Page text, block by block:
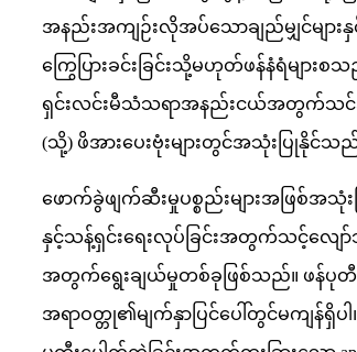
အနည်းအကျဉ်းလိုအပ်သောချည်မျှင်များ
ကြွေပြားခင်းခြင်းသို့မဟုတ်ဖန်နံရံများ
ရှင်းလင်းမီသံသရာအနည်းငယ်အတွက်သင်အ
(သို့) ဖိအားပေးဗုံးများတွင်အသုံးပြု
ဖောက်ခွဲဖျက်ဆီးမှုပစ္စည်းများအဖြစ်အသုံ
နှင့်သန့်ရှင်းရေးလုပ်ခြင်းအတွက်သင့်လျေ
အတွက်ရွေးချယ်မှုတစ်ခုဖြစ်သည်။ ဖန်ပု
အရာဝတ္တု၏မျက်နှာပြင်ပေါ်တွင်မကျန်ရှိ